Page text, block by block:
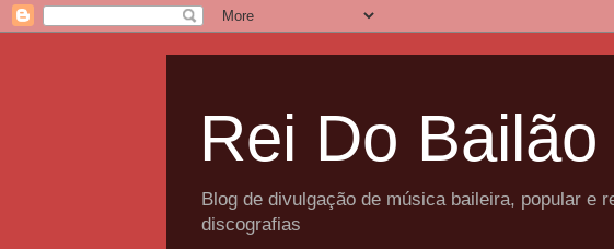
Rei Do Bailão
Blog de divulgação de música baileira, popular e
discografias